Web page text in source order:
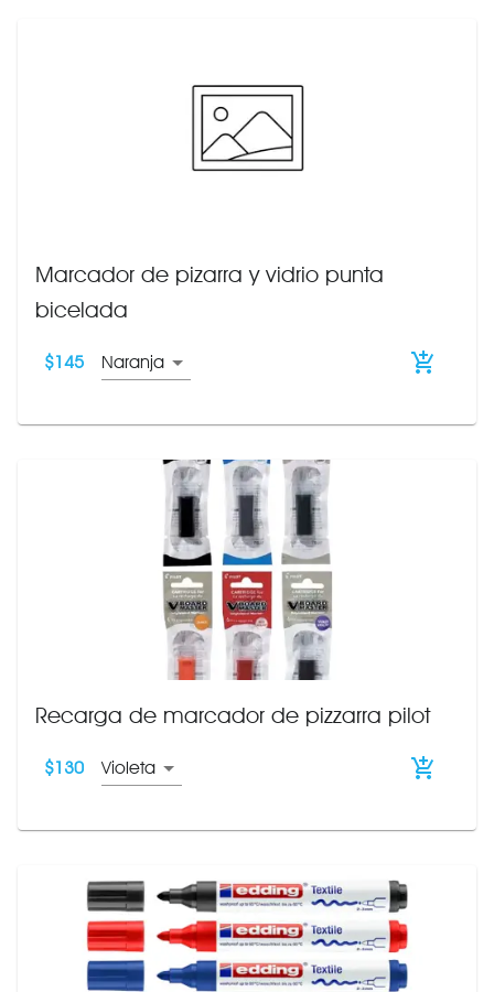
Marcador de pizarra y vidrio punta
bicelada
$145 Naranja
Recarga de marcador de pizzarra pilot
$130 Violeta